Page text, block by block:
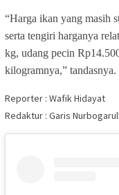
“Harga ikan yang masih
serta tengiri harganya
kg, udang pecin
kilogramnya,” tandasnya.
Reporter : Wafik Hidayat
Redaktur : Garis